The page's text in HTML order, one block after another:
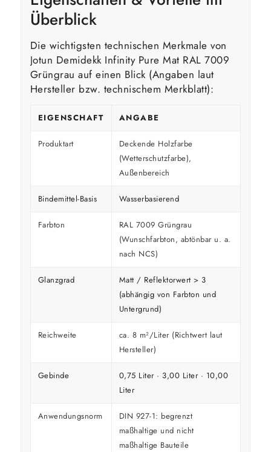
Überblick
Die wichtigsten technischen Merkmale von
Jotun Demidekk Infinity Pure Mat RAL 7009
Grüngrau auf einen Blick (Angaben laut
Hersteller bzw. technischem Merkblatt):
EIGENSCHAFT ANGABE
Produktart
Deckende Holzfarbe
(Wetterschutzfarbe),
Außenbereich
Bindemittel-Basis Wasserbasierend
Farbton
RAL 7009 Grüngrau
(Wunschfarbton, abtönbar u. a.
nach NCS)
Glanzgrad
Matt / Reflektorwert > 3
(abhängig von Farbton und
Untergrund)
Reichweite
ca. 8 m²/Liter (Richtwert laut
Hersteller)
Gebinde
0,75 Liter · 3,00 Liter · 10,00
Liter
Anwendungsnorm
DIN 927-1: begrenzt
maßhaltige und nicht
maßhaltige Bauteile